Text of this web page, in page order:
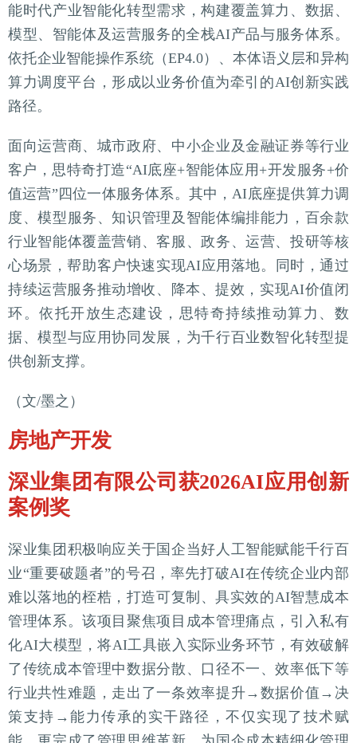
能时代产业智能化转型需求，构建覆盖算力、数据、
模型、智能体及运营服务的全栈AI产品与服务体系。
依托企业智能操作系统（EP4.0）、本体语义层和异构
算力调度平台，形成以业务价值为牵引的AI创新实践
路径。
面向运营商、城市政府、中小企业及金融证券等行业
客户，思特奇打造“AI底座+智能体应用+开发服务+价
值运营”四位一体服务体系。其中，AI底座提供算力调
度、模型服务、知识管理及智能体编排能力，百余款
行业智能体覆盖营销、客服、政务、运营、投研等核
心场景，帮助客户快速实现AI应用落地。同时，通过
持续运营服务推动增收、降本、提效，实现AI价值闭
环。依托开放生态建设，思特奇持续推动算力、数
据、模型与应用协同发展，为千行百业数智化转型提
供创新支撑。
（文/墨之）
房地产开发
深业集团有限公司获2026AI应用创新
案例奖
深业集团积极响应关于国企当好人工智能赋能千行百
业“重要破题者”的号召，率先打破AI在传统企业内部
难以落地的桎梏，打造可复制、具实效的AI智慧成本
管理体系。该项目聚焦项目成本管理痛点，引入私有
化AI大模型，将AI工具嵌入实际业务环节，有效破解
了传统成本管理中数据分散、口径不一、效率低下等
行业共性难题，走出了一条效率提升→数据价值→决
策支持→能力传承的实干路径，不仅实现了技术赋